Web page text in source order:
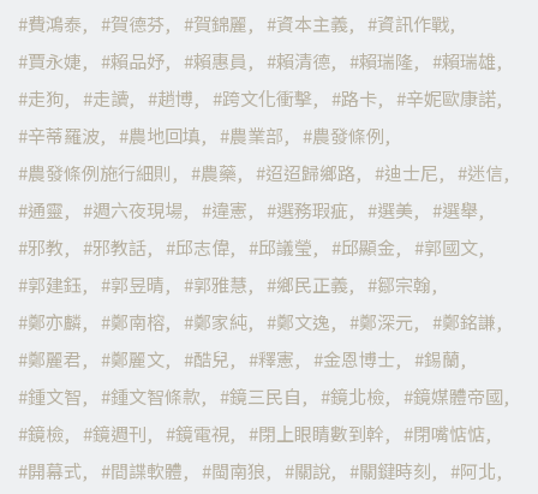
費鴻泰
賀德芬 賀錦麗 資本主義
資訊作戰
賈永婕
賴品妤 賴惠員 賴清德 賴瑞隆
賴瑞雄
走狗
走讀 趙博 跨文化衝擊 路卡
辛妮歐康諾
辛蒂羅波
農地回填 農業部
農發條例
農發條例施行細則
農藥 迢迢歸鄉路 迪士尼
迷信
通靈
週六夜現場 違憲 選務瑕疵 選美
選舉
邪教
邪教話 邱志偉 邱議瑩 邱顯金
郭國文
郭建鈺
郭昱晴 郭雅慧 鄉民正義
鄒宗翰
鄭亦麟
鄭南榕 鄭家純 鄭文逸 鄭深元
鄭銘謙
鄭麗君
鄭麗文 酷兒 釋憲 金恩博士
錫蘭
鍾文智
鍾文智條款 鏡三民自 鏡北檢
鏡媒體帝國
鏡檢
鏡週刊 鏡電視 閉上眼睛數到幹
閉嘴惦惦
開幕式
間諜軟體 閩南狼 關說 關鍵時刻 阿北